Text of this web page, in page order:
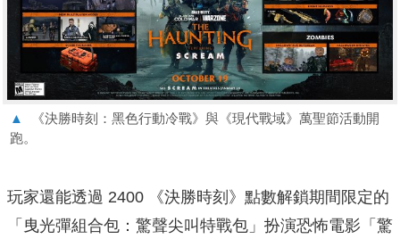
▲
《決勝時刻：黑色行動冷戰》與《現代戰域》萬聖節活動開
跑。
玩家還能透過 2400 《決勝時刻》點數解鎖期間限定的
「曳光彈組合包：驚聲尖叫特戰包」扮演恐怖電影「驚